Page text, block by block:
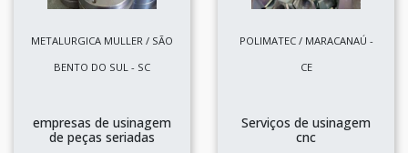
METALURGICA MULLER / SÃO
BENTO DO SUL - SC
empresas de usinagem
de peças seriadas
POLIMATEC / MARACANAÚ -
CE
Serviços de usinagem
cnc